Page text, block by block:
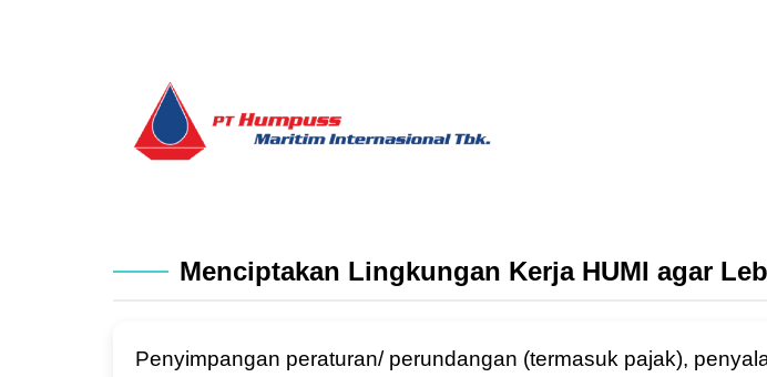
Menciptakan Lingkungan Kerja HUMI agar
Penyimpangan peraturan/ perundangan (termasuk pajak),